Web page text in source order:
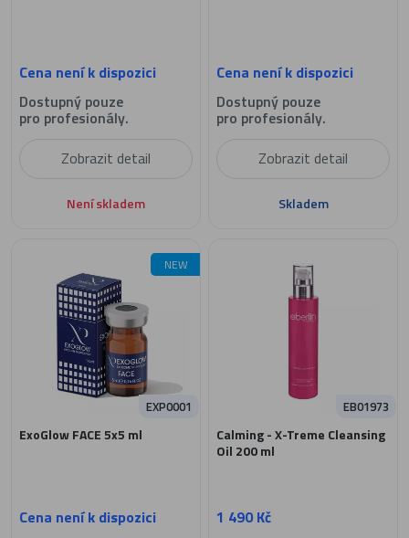
Cena není k dispozici
Dostupný pouze
pro profesionály.
Zobrazit detail
Není skladem
Cena není k dispozici
Dostupný pouze
pro profesionály.
Zobrazit detail
Skladem
NEW
ExoGlow FACE 5x5 ml
Cena není k dispozici
EXP0001
Calming - X-Treme Cleansing
Oil 200 ml
1 490 Kč
EB01973